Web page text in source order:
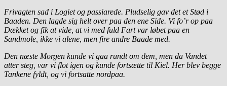
Frivagten sad i Logiet og passiarede. Pludselig gav det et Stød i
Baaden. Den lagde sig helt over paa den ene Side. Vi fo’r op paa
Dækket og fik at vide, at vi med fuld Fart var løbet paa en
Sandmole, ikke vi alene, men fire andre Baade med.
Den næste Morgen kunde vi gaa rundt om dem, men da Vandet
atter steg, var vi flot igen og kunde fortsætte til Kiel. Her blev begge
Tankene fyldt, og vi fortsatte nordpaa.